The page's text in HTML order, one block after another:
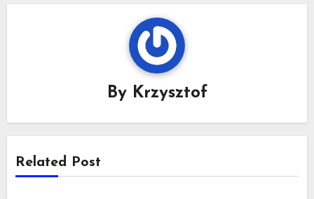
By Krzysztof
Related Post